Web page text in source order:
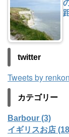
twitter
Tweets by
カテゴリー
Barbour (3)
イギリスお店